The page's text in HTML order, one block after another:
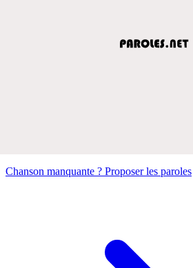
Chanson manquante ? Proposer les paroles